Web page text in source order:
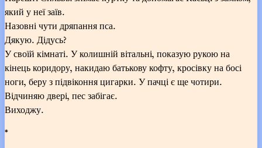
який у неї заїв.
Назовні чути дряпання пса.
Дякую. Дідусь?
У своїй кімнаті. У колишній вітальні, показую рукою на
кінець коридору, накидаю батькову кофту, кросівку на босі
ноги, беру з підвіконня цигарки. У пачці є ще чотири.
Відчиняю двері, пес забігає.
Виходжу.
*